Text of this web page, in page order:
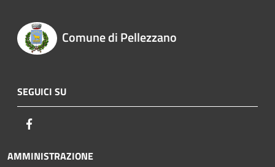
Comune di Pellezzano
SEGUICI SU
AMMINISTRAZIONE